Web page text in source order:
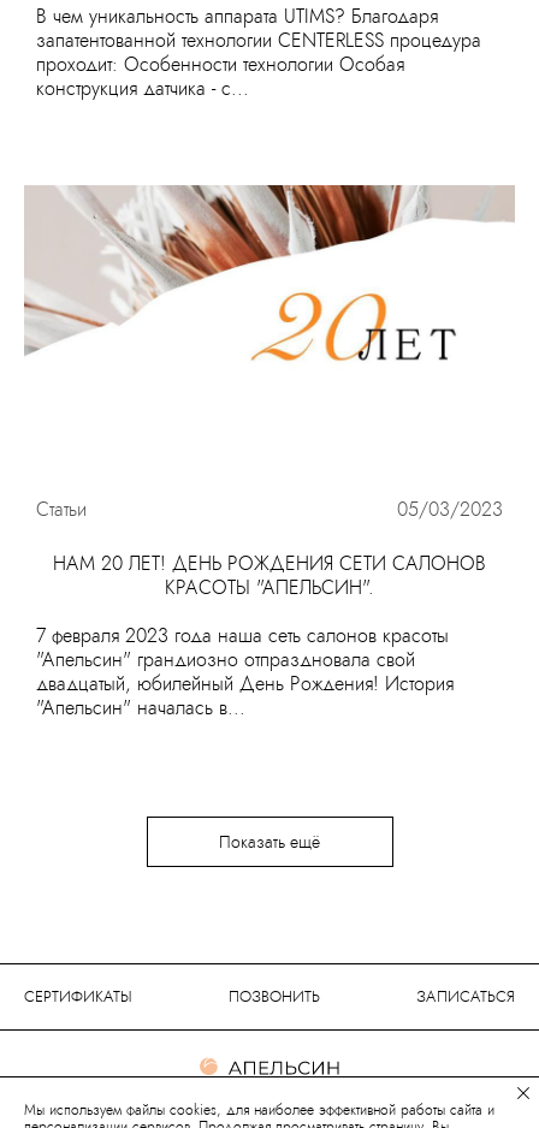
В чем уникальность аппарата UTIMS? Благодаря
запатентованной технологии CENTERLESS процедура
проходит: Особенности технологии Особая
конструкция датчика - с...
Статьи
05/03/2023
НАМ 20 ЛЕТ! ДЕНЬ РОЖДЕНИЯ СЕТИ САЛОНОВ
КРАСОТЫ "АПЕЛЬСИН".
7 февраля 2023 года наша сеть салонов красоты
"Апельсин" грандиозно отпраздновала свой
двадцатый, юбилейный День Рождения! История
"Апельсин" началась в...
Показать ещё
СЕРТИФИКАТЫ ПОЗВОНИТЬ ЗАПИСАТЬСЯ
Мы используем файлы cookies, для наиболее эффективной работы сайта и